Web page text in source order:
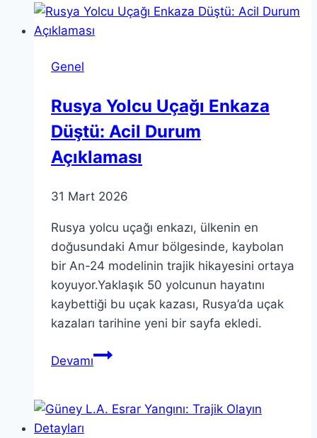
Milyon
Dolarlık
Genel
Rusya Yolcu Uçağı Enkaza
Düştü: Acil Durum
Açıklaması
31 Mart 2026
Rusya yolcu uçağı enkazı, ülkenin en
doğusundaki Amur bölgesinde, kaybolan
bir An-24 modelinin trajik hikayesini ortaya
koyuyor.Yaklaşık 50 yolcunun hayatını
kaybettiği bu uçak kazası, Rusya’da uçak
kazaları tarihine yeni bir sayfa ekledi.
DevamıRusya
Enkaza